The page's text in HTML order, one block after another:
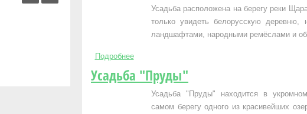
Усадьба расположена на берегу реки
только увидеть белорусскую деревню,
ландшафтами, народными ремёслами и
Подробнеео Усадьба "Над озером"
Усадьба "Пруды"
Усадьба "Пруды" находится в
самом берегу одного из красивейших